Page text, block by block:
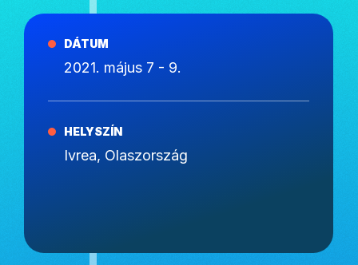
DÁTUM
2021. május 7 - 9.
HELYSZÍN
Ivrea, Olaszország